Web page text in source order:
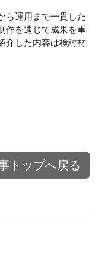
ら運用まで一貫した
作を通じて成果を重
介した内容は検討材
トップへ戻る